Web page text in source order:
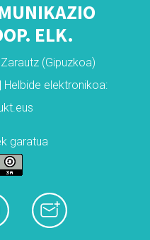
ELK.
(Gipuzkoa)
elektronikoa:
garatua